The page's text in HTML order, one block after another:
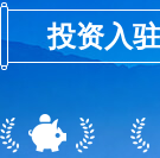
投资入